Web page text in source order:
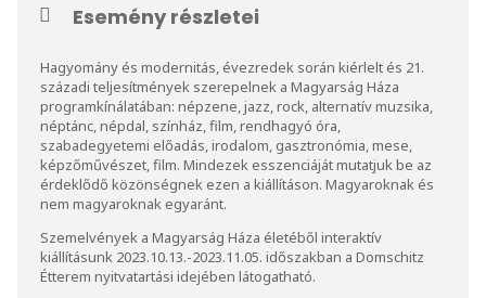
Esemény részletei
Hagyomány és modernitás, évezredek során kiérlelt és 21.
századi teljesítmények szerepelnek a Magyarság Háza
programkínálatában: népzene, jazz, rock, alternatív muzsika,
néptánc, népdal, színház, film, rendhagyó óra,
szabadegyetemi előadás, irodalom, gasztronómia, mese,
képzőművészet, film. Mindezek esszenciáját mutatjuk be az
érdeklődő közönségnek ezen a kiállításon. Magyaroknak és
nem magyaroknak egyaránt.
Szemelvények a Magyarság Háza életéből interaktív
kiállításunk 2023.10.13.-2023.11.05. időszakban a Domschitz
Étterem nyitvatartási idejében látogatható.